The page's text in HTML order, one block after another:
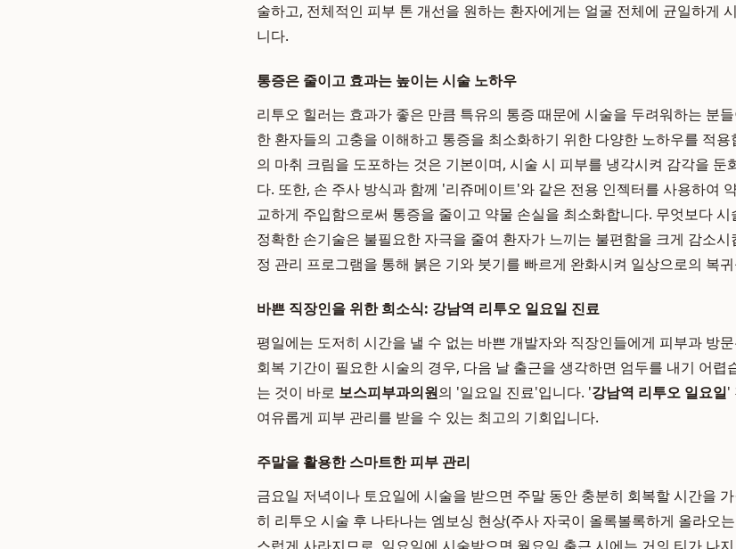
술하고, 전체적인 피부 톤 개선을 원하는 환자에게는 얼굴 전체에 균일하게
니다.
통증은 줄이고 효과는 높이는 시술 노하우
리투오 힐러는 효과가 좋은 만큼 특유의 통증 때문에 시술을 두려워하는 분
한 환자들의 고충을 이해하고 통증을 최소화하기 위한 다양한 노하우를 적
의 마취 크림을 도포하는 것은 기본이며, 시술 시 피부를 냉각시켜 감각을 둔
다. 또한, 손 주사 방식과 함께 '리쥬메이트'와 같은 전용 인젝터를 사용하여
교하게 주입함으로써 통증을 줄이고 약물 손실을 최소화합니다. 무엇보다
정확한 손기술은 불필요한 자극을 줄여 환자가 느끼는 불편함을 크게 감소
정 관리 프로그램을 통해 붉은 기와 붓기를 빠르게 완화시켜 일상으로의 복
바쁜 직장인을 위한 희소식: 강남역 리투오 일요일 진료
평일에는 도저히 시간을 낼 수 없는 바쁜 개발자와 직장인들에게 피부과 방
회복 기간이 필요한 시술의 경우, 다음 날 출근을 생각하면 엄두를 내기 어렵
는 것이 바로 보스피부과의원의 '일요일 진료'입니다. '강남역 리투오 일요일'
여유롭게 피부 관리를 받을 수 있는 최고의 기회입니다.
주말을 활용한 스마트한 피부 관리
금요일 저녁이나 토요일에 시술을 받으면 주말 동안 충분히 회복할 시간을
히 리투오 시술 후 나타나는 엠보싱 현상(주사 자국이 올록볼록하게 올라오